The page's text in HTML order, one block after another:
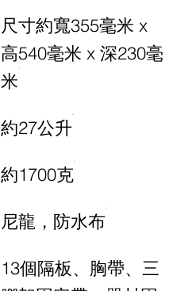
尺寸約寬355毫米 x
高540毫米 x 深230毫
米
約27公升
約1700克
尼龍，防水布
13個隔板、胸帶、三